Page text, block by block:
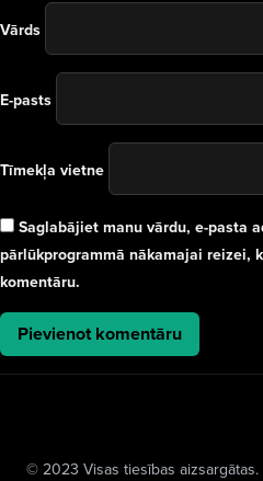
Vārds
E-pasts
Tīmekļa vietne
Saglabājiet manu vārdu, e-pasta
pārlūkprogrammā nākamajai reizei,
komentāru.
© 2023 Visas tiesības aizsargātas.